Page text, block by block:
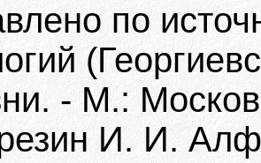
по
- М.:
И. И.